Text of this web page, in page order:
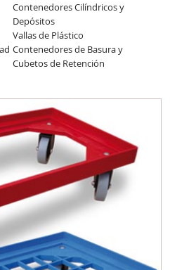
Contenedores Cilíndricos y
Depósitos
Vallas de Plástico
Contenedores de Basura y
Cubetos de Retención